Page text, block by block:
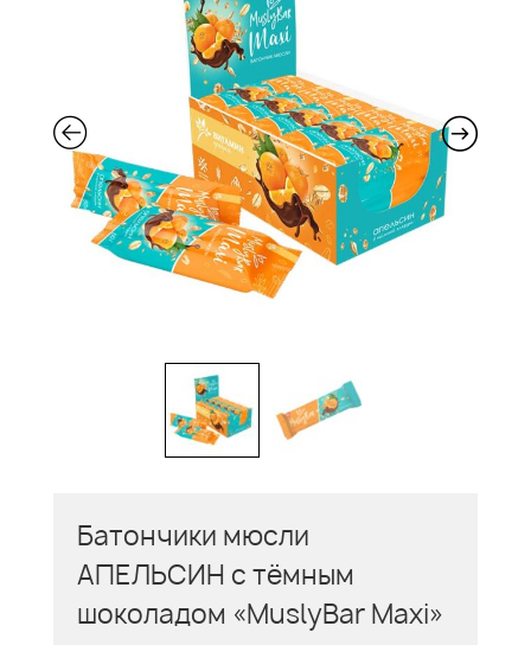
Батончики мюсли
АПЕЛЬСИН с тёмным
шоколадом «MuslyBar Maxi»